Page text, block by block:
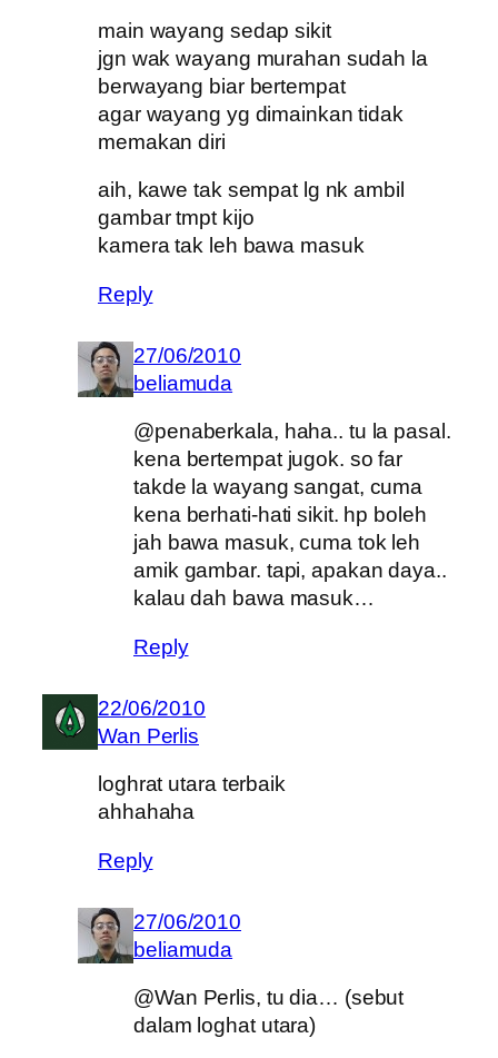
main wayang sedap sikit
jgn wak wayang murahan sudah la
berwayang biar bertempat
agar wayang yg dimainkan tidak
memakan diri
aih, kawe tak sempat lg nk ambil
gambar tmpt kijo
kamera tak leh bawa masuk
Reply
27/06/2010
beliamuda
@penaberkala, haha.. tu la pasal.
kena bertempat jugok. so far
takde la wayang sangat, cuma
kena berhati-hati sikit. hp boleh
jah bawa masuk, cuma tok leh
amik gambar. tapi, apakan daya..
kalau dah bawa masuk…
Reply
22/06/2010
Wan Perlis
loghrat utara terbaik
ahhahaha
Reply
27/06/2010
beliamuda
@Wan Perlis, tu dia… (sebut
dalam loghat utara)